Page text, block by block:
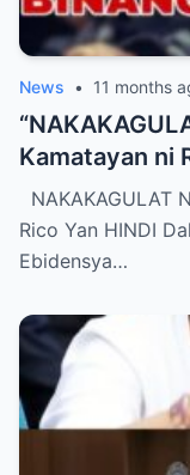
News • 11 months
Kamatayan ni
‘Bangungot’!
Testimonya
Tanong – Ano
Pilipinas?”
NAKAKAGULAT
Rico Yan HINDI
Ebidensya…